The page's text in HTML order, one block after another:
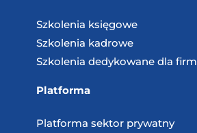
Szkolenia księgowe
Szkolenia kadrowe
Szkolenia dedykowane dla firm
Platforma
Platforma sektor prywatny